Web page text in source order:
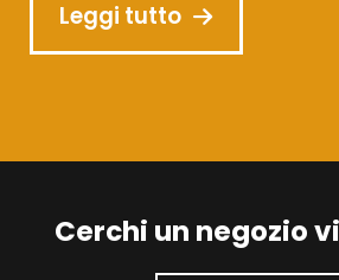
Leggi tutto
Cerchi un negozio